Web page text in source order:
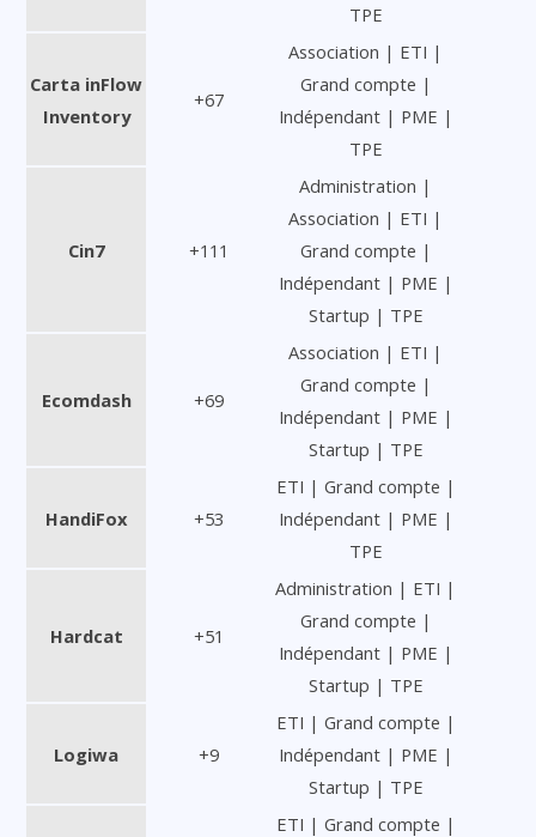
TPE
Carta inFlow
Inventory
+67
Association | ETI |
Grand compte |
Indépendant | PME |
TPE
Cin7 +111
Administration |
Association | ETI |
Grand compte |
Indépendant | PME |
Startup | TPE
Ecomdash +69
Association | ETI |
Grand compte |
Indépendant | PME |
Startup | TPE
HandiFox +53
ETI | Grand compte |
Indépendant | PME |
TPE
Hardcat +51
Administration | ETI |
Grand compte |
Indépendant | PME |
Startup | TPE
Logiwa +9
ETI | Grand compte |
Indépendant | PME |
Startup | TPE
ETI | Grand compte |